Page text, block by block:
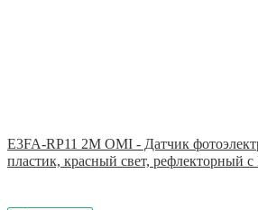
E3FA-RP11 2M OMI - Датчик
пластик, красный свет, рефлекторный с